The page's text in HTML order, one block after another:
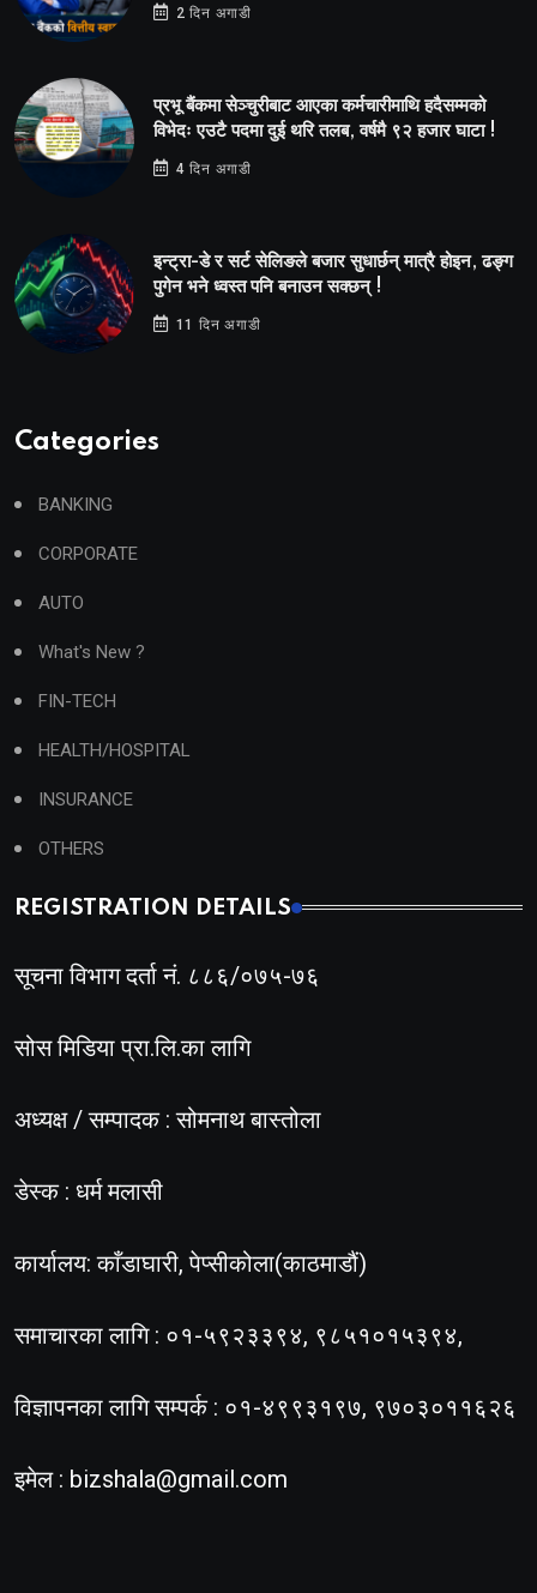
2 दिन अगाडी
प्रभू बैंकमा सेञ्चुरीबाट आएका कर्मचारीमाथि हदैसम्मको
विभेदः एउटै पदमा दुई थरि तलब, वर्षमै ९२ हजार घाटा !
4 दिन अगाडी
इन्ट्रा-डे र सर्ट सेलिङले बजार सुधार्छन् मात्रै होइन, ढङ्ग
पुगेन भने ध्वस्त पनि बनाउन सक्छन् !
11 दिन अगाडी
Categories
BANKING
CORPORATE
AUTO
What's New ?
FIN-TECH
HEALTH/HOSPITAL
INSURANCE
OTHERS
REGISTRATION DETAILS
सूचना विभाग दर्ता नं. ८८६/०७५-७६
सोस मिडिया प्रा.लि.का लागि
अध्यक्ष / सम्पादक : सोमनाथ बास्तोला
डेस्क : धर्म मलासी
कार्यालय: काँडाघारी, पेप्सीकोला(काठमाडौं)
समाचारका लागि : ०१-५९२३३९४, ९८५१०१५३९४,
विज्ञापनका लागि सम्पर्क : ०१-४९९३१९७, ९७०३०११६२६
इमेल : bizshala@gmail.com